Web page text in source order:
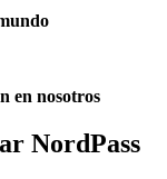
en nosotros
NordPass